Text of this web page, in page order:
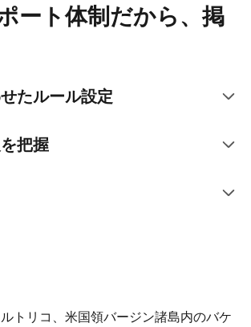
ート体制だから、掲
たルール設定
把握
る
トリコ、米国領バージン諸島内のバケ